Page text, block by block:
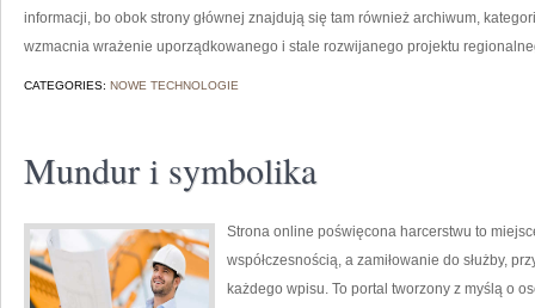
informacji, bo obok strony głównej znajdują się tam również archiwum,
wzmacnia wrażenie uporządkowanego i stale rozwijanego projektu
CATEGORIES: NOWE TECHNOLOGIE
Mundur i symbolika
Strona online poświęcona harcerstwu to
współczesnością, a zamiłowanie do służby,
każdego wpisu. To portal tworzony z myślą o